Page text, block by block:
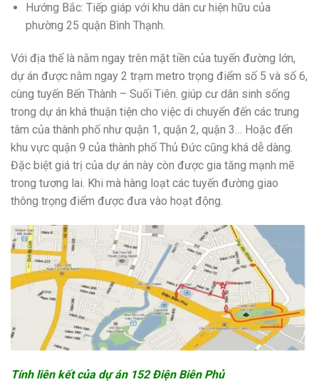
Hướng Bắc: Tiếp giáp với khu dân cư hiện hữu của
phường 25 quận Bình Thạnh.
Với địa thế là nằm ngay trên mặt tiền của tuyến đường lớn,
dự án được nằm ngay 2 trạm metro trọng điểm số 5 và số 6,
cùng tuyến Bến Thành – Suối Tiên. giúp cư dân sinh sống
trong dự án khá thuận tiện cho việc di chuyển đến các trung
tâm của thành phố như quận 1, quận 2, quận 3… Hoặc đến
khu vực quận 9 của thành phố Thủ Đức cũng khá dễ dàng.
Đặc biệt giá trị của dự án này còn được gia tăng mạnh mẽ
trong tương lai. Khi mà hàng loạt các tuyến đường giao
thông trọng điểm được đưa vào hoạt động.
Tính liên kết của dự án 152 Điện Biên Phủ